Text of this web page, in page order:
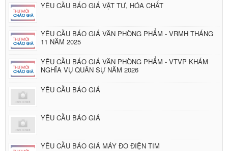
YÊU CẦU BÁO GIÁ VẬT TƯ, HÓA CHẤT
YÊU CẦU BÁO GIÁ VĂN PHÒNG PHẨM - VRMH THÁNG
11 NĂM 2025
YÊU CẦU BÁO GIÁ VĂN PHÒNG PHẨM - VTVP KHÁM
NGHĨA VỤ QUÂN SỰ NĂM 2026
YÊU CẦU BÁO GIÁ
YÊU CẦU BÁO GIÁ
YÊU CẦU BÁO GIÁ MÁY ĐO ĐIỆN TIM